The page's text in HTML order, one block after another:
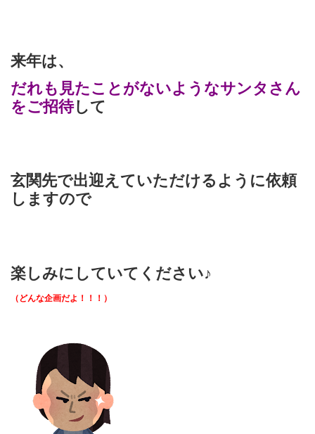
来年は、
だれも見たことがないようなサンタさん
をご招待して
玄関先で出迎えていただけるように依頼
しますので
楽しみにしていてください♪
（どんな企画だよ！！！）